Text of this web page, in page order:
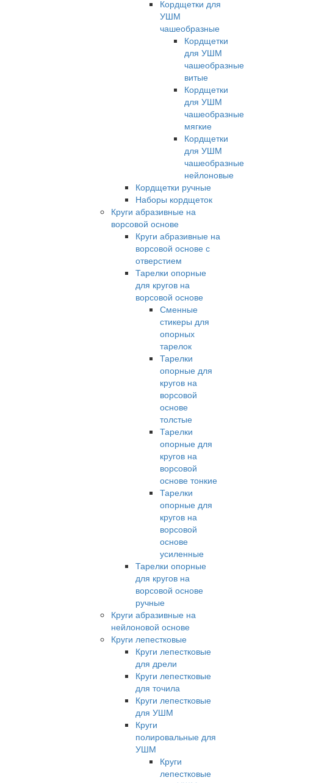
Кордщетки для
УШМ
чашеобразные
Кордщетки
для УШМ
чашеобразные
витые
Кордщетки
для УШМ
чашеобразные
мягкие
Кордщетки
для УШМ
чашеобразные
нейлоновые
Кордщетки ручные
Наборы кордщеток
Круги абразивные на
ворсовой основе
Круги абразивные на
ворсовой основе с
отверстием
Тарелки опорные
для кругов на
ворсовой основе
Сменные
стикеры для
опорных
тарелок
Тарелки
опорные для
кругов на
ворсовой
основе
толстые
Тарелки
опорные для
кругов на
ворсовой
основе тонкие
Тарелки
опорные для
кругов на
ворсовой
основе
усиленные
Тарелки опорные
для кругов на
ворсовой основе
ручные
Круги абразивные на
нейлоновой основе
Круги лепестковые
Круги лепестковые
для дрели
Круги лепестковые
для точила
Круги лепестковые
для УШМ
Круги
полировальные для
УШМ
Круги
лепестковые